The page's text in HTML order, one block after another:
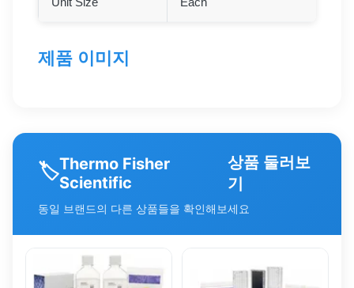
제품 이미지
🏷️Thermo Fisher
Scientific
상품 둘러보
기
동일 브랜드의 다른 상품들을 확인해보세요